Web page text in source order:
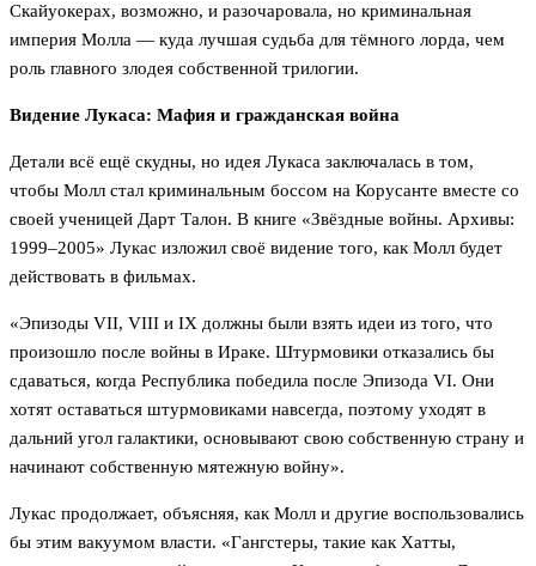
Скайуокерах, возможно, и разочаровала, но криминальная
империя Молла — куда лучшая судьба для тёмного лорда, чем
роль главного злодея собственной трилогии.
Видение Лукаса: Мафия и гражданская война
Детали всё ещё скудны, но идея Лукаса заключалась в том,
чтобы Молл стал криминальным боссом на Корусанте вместе со
своей ученицей Дарт Талон. В книге «Звёздные войны. Архивы:
1999–2005» Лукас изложил своё видение того, как Молл будет
действовать в фильмах.
«Эпизоды VII, VIII и IX должны были взять идеи из того, что
произошло после войны в Ираке. Штурмовики отказались бы
сдаваться, когда Республика победила после Эпизода VI. Они
хотят оставаться штурмовиками навсегда, поэтому уходят в
дальний угол галактики, основывают свою собственную страну и
начинают собственную мятежную войну».
Лукас продолжает, объясняя, как Молл и другие воспользовались
бы этим вакуумом власти. «Гангстеры, такие как Хатты,